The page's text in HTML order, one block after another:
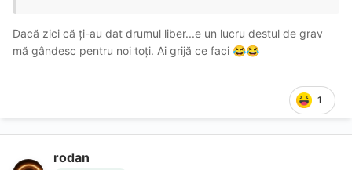
Dacă zici că ți-au dat drumul liber...e un lucru destul de grav
mă gândesc pentru noi toți. Ai grijă ce faci 😂😂
1
rodan